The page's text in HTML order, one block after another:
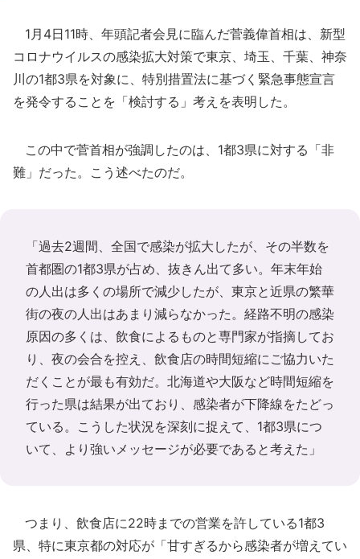
1月4日11時、年頭記者会見に臨んだ菅義偉首相は、新型
コロナウイルスの感染拡大対策で東京、埼玉、千葉、神奈
川の1都3県を対象に、特別措置法に基づく緊急事態宣言
を発令することを「検討する」考えを表明した。
この中で菅首相が強調したのは、1都3県に対する「非
難」だった。こう述べたのだ。
「過去2週間、全国で感染が拡大したが、その半数を
首都圏の1都3県が占め、抜きん出て多い。年末年始
の人出は多くの場所で減少したが、東京と近県の繁華
街の夜の人出はあまり減らなかった。経路不明の感染
原因の多くは、飲食によるものと専門家が指摘してお
り、夜の会合を控え、飲食店の時間短縮にご協力いた
だくことが最も有効だ。北海道や大阪など時間短縮を
行った県は結果が出ており、感染者が下降線をたどっ
ている。こうした状況を深刻に捉えて、1都3県につ
いて、より強いメッセージが必要であると考えた」
つまり、飲食店に22時までの営業を許している1都3
県、特に東京都の対応が「甘すぎるから感染者が増えてい